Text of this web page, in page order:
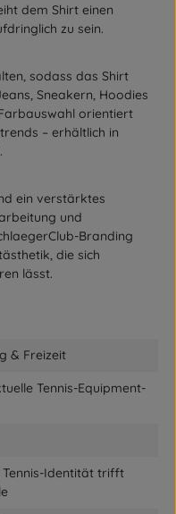
dem Shirt einen
zu sein.
sodass das Shirt
Sneakern, Hoodies
orientiert
– erhältlich in
ein verstärktes
und
Branding
die sich
lässt.
& Freizeit
Tennis-Equipment-
Identität trifft